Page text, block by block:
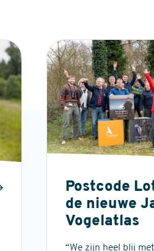
Postcode
de nieuwe
Vogelatlas
“We zijn heel blij